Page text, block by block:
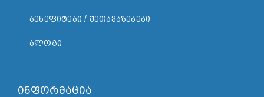
ᲑᲔᲜᲔᲤᲘᲢᲔᲑᲘ / ᲨᲔᲗᲐᲕᲐᲖᲔᲑᲔᲑᲘ
ᲑᲚᲝᲒᲘ
ინფორმაცია